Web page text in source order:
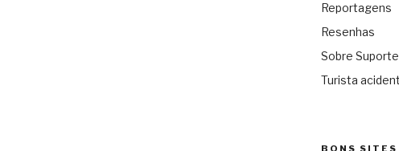
Reportagens
Resenhas
Sobre
Turista